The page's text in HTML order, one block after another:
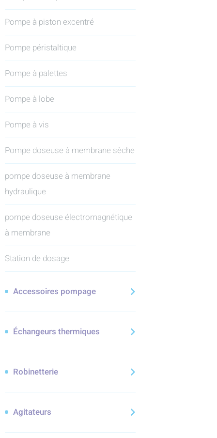
Pompe à piston excentré
Pompe péristaltique
Pompe à palettes
Pompe à lobe
Pompe à vis
Pompe doseuse à membrane sèche
pompe doseuse à membrane
hydraulique
pompe doseuse électromagnétique
à membrane
Station de dosage
Accessoires pompage
Échangeurs thermiques
Robinetterie
Agitateurs